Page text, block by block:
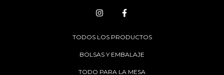
TODOS LOS PRODUCTOS
BOLSAS Y EMBALAJE
TODO PARA LA MESA